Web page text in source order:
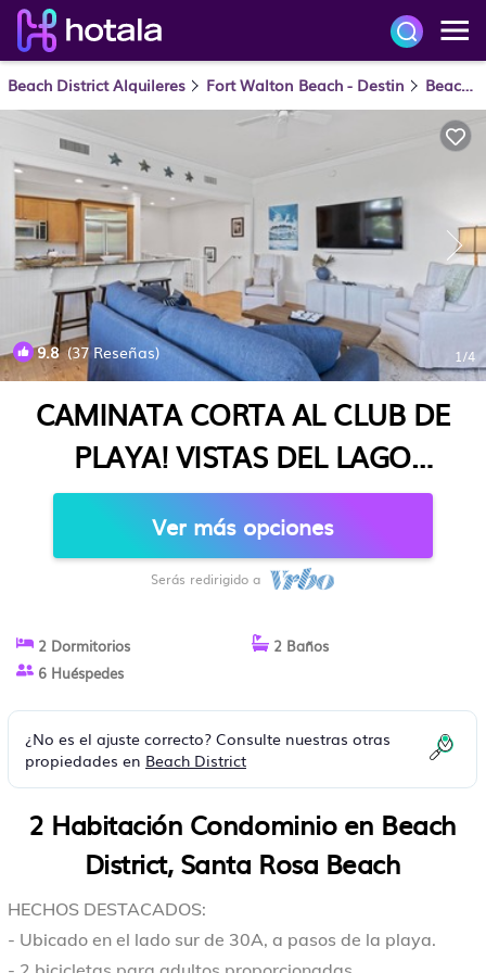
Beach District Alquileres Fort Walton Beach - Destin Beach District
9.8(37 Reseñas) 1/4
CAMINATA CORTA AL CLUB DE
PLAYA! VISTAS DEL LAGO
OCCIDENTAL! ¡PORCHE AL AIRE
LIBRE! | CONDOMINIO EN SANTA
ROSA BEACH
Ver más opciones
Serás redirigido a
2 Dormitorios
2 Baños
6 Huéspedes
¿No es el ajuste correcto? Consulte nuestras otras
propiedades en Beach District
2 Habitación Condominio en Beach
District, Santa Rosa Beach
HECHOS DESTACADOS:
- Ubicado en el lado sur de 30A, a pasos de la playa.